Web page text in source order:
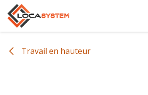
Se rendre au contenu
Travail en hauteur